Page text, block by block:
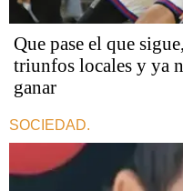
Que pase el que
triunfos locales y ya
ganar
SOCIEDAD.